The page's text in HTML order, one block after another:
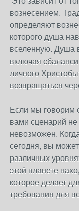
вознесением.
определяют
которого душа
вселенную. Душа
включая
личного
возвращаться
Если мы говорим
вами сценарий не
невозможен.
сегодня, вы
различных
этой планете
которое делает
требования для